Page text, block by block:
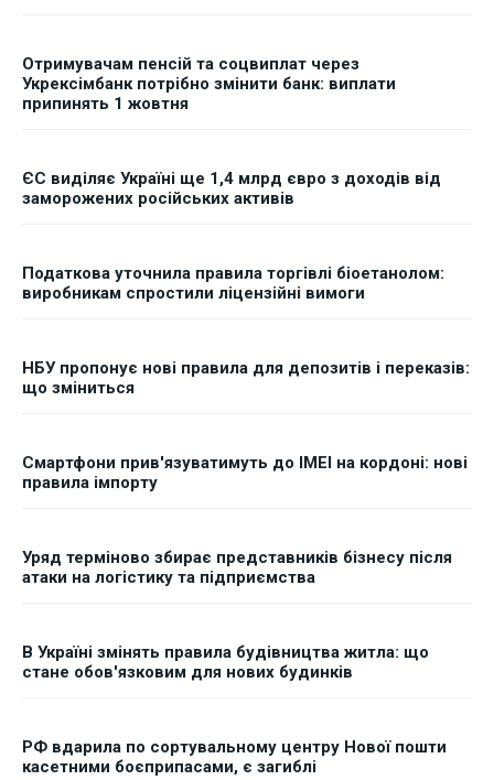
Отримувачам пенсій та соцвиплат через
Укрексімбанк потрібно змінити банк: виплати
припинять 1 жовтня
ЄС виділяє Україні ще 1,4 млрд євро з доходів від
заморожених російських активів
Податкова уточнила правила торгівлі біоетанолом:
виробникам спростили ліцензійні вимоги
НБУ пропонує нові правила для депозитів і переказів:
що зміниться
Смартфони прив'язуватимуть до IMEI на кордоні: нові
правила імпорту
Уряд терміново збирає представників бізнесу після
атаки на логістику та підприємства
В Україні змінять правила будівництва житла: що
стане обов'язковим для нових будинків
РФ вдарила по сортувальному центру Нової пошти
касетними боєприпасами, є загиблі